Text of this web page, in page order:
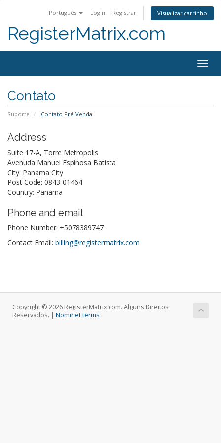
Português Login Registrar Visualizar carrinho
RegisterMatrix.com
Contato
Suporte Contato Pré-Venda
Address
Suite 17-A, Torre Metropolis
Avenuda Manuel Espinosa Batista
City: Panama City
Post Code: 0843-01464
Country: Panama
Phone and email
Phone Number: +5078389747
Contact Email: billing@registermatrix.com
Copyright © 2026 RegisterMatrix.com. Alguns Direitos
Reservados. | Nominet terms